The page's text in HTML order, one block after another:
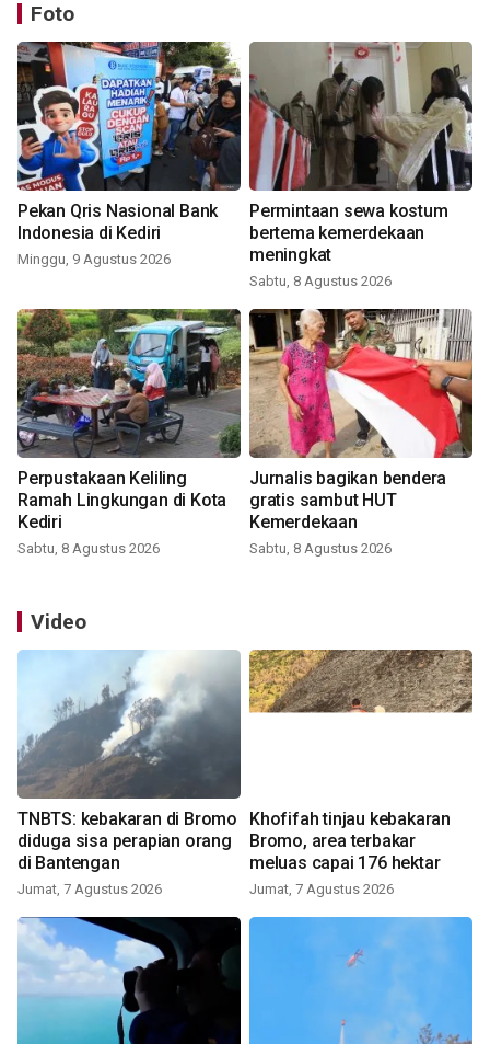
Foto
Pekan Qris Nasional Bank
Indonesia di Kediri
Minggu, 9 Agustus 2026
Permintaan sewa kostum
bertema kemerdekaan
meningkat
Sabtu, 8 Agustus 2026
Perpustakaan Keliling
Ramah Lingkungan di Kota
Kediri
Sabtu, 8 Agustus 2026
Jurnalis bagikan bendera
gratis sambut HUT
Kemerdekaan
Sabtu, 8 Agustus 2026
Video
TNBTS: kebakaran di Bromo
diduga sisa perapian orang
di Bantengan
Jumat, 7 Agustus 2026
Khofifah tinjau kebakaran
Bromo, area terbakar
meluas capai 176 hektar
Jumat, 7 Agustus 2026